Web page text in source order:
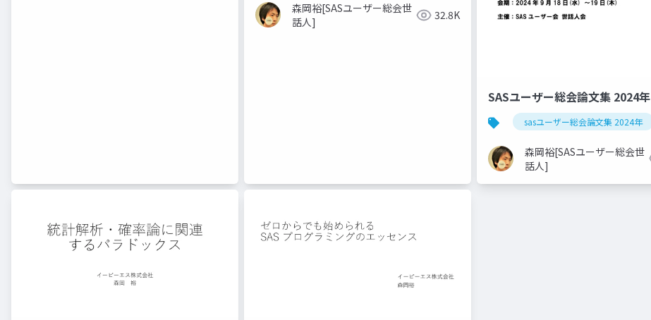
森岡裕[SASユーザー総会世
話人]
32.8K
SASユーザー総会論文集 2024年
sasユーザー総会論文集 2024年
森岡裕[SASユーザー総会世
話人]